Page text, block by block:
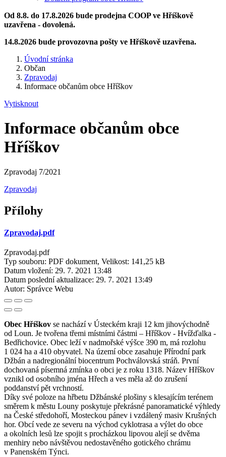
Od 8.8. do 17.8.2026 bude prodejna COOP ve Hříškově
uzavřena - dovolená.
14.8.2026 bude provozovna pošty ve Hříškově uzavřena.
Úvodní stránka
Občan
Zpravodaj
Informace občanům obce Hříškov
Vytisknout
Informace občanům obce
Hříškov
Zpravodaj 7/2021
Zpravodaj
Přílohy
Zpravodaj.pdf
Zpravodaj.pdf
Typ souboru: PDF dokument, Velikost: 141,25 kB
Datum vložení: 29. 7. 2021 13:48
Datum poslední aktualizace: 29. 7. 2021 13:49
Autor: Správce Webu
Obec Hříškov se nachází v Ústeckém kraji 12 km jihovýchodně
od Loun. Je tvořena třemi místními částmi – Hříškov - Hvížďalka -
Bedřichovice. Obec leží v nadmořské výšce 390 m, má rozlohu
1 024 ha a 410 obyvatel. Na území obce zasahuje Přírodní park
Džbán a nadregionální biocentrum Pochválovská stráň. První
dochovaná písemná zmínka o obci je z roku 1318. Název Hříškov
vznikl od osobního jména Hřech a ves měla až do zrušení
poddanství pět vrchností.
Díky své poloze na hřbetu Džbánské plošiny s klesajícím terénem
směrem k městu Louny poskytuje překrásné panoramatické výhledy
na České středohoří, Mosteckou pánev i vzdálený masiv Krušných
hor. Obcí vede ze severu na východ cyklotrasa a výlet do obce
a okolních lesů lze spojit s procházkou lipovou alejí se dvěma
menhiry nebo návštěvou nedostavěného gotického chrámu
v Panenském Týnci.